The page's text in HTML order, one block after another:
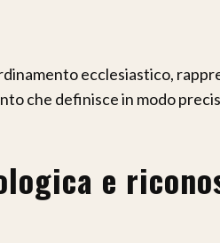
ecclesiastico,
che definisce in modo
e